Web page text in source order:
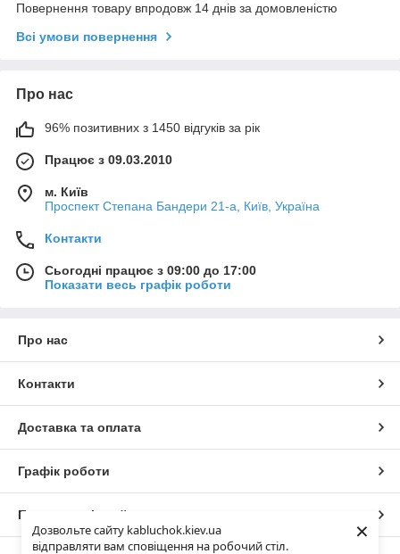
Дозвольте сайту kabluchok.kiev.ua
відправляти вам сповіщення на робочий стіл.
×
Повернення товару впродовж 14 днів за домовленістю
Всі умови повернення
Про нас
96% позитивних з 1450 відгуків за рік
Працює з 09.03.2010
м. Київ
Проспект Степана Бандери 21-а, Київ, Україна
Контакти
Сьогодні працює з 09:00 до 17:00
Показати весь графік роботи
Про нас
Контакти
Доставка та оплата
Графік роботи
Повна версія сайту